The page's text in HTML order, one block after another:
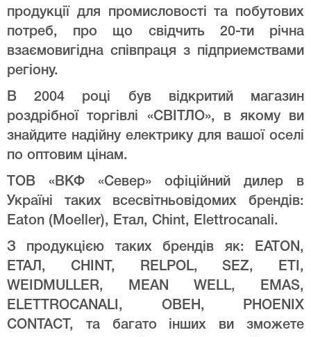
продукції для промисловості та побутових
потреб, про що свідчить 20-ти річна
взаємовигідна співпраця з підприемствами
регіону.
В 2004 році був відкритий магазин
роздрібної торгівлі «СВІТЛО», в якому ви
знайдите надійну електрику для вашої оселі
по оптовим цінам.
ТОВ «ВКФ «Север» офіційний дилер в
Україні таких всесвітньовідомих брендів:
Eaton (Moeller), Етал, Chint, Elettrocanali.
З продукцією таких брендів як: EATON,
ЕТАЛ, CHINT, RELPOL, SEZ, ETI,
WEIDMULLER, MEAN WELL, EMAS,
ELETTROCANALI, ОВЕН, PHOENIX
CONTACT, та багато інших ви зможете